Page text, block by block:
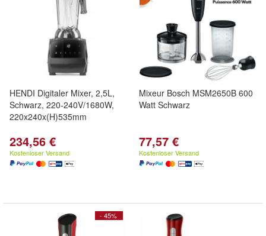
HENDI Digitaler Mixer, 2,5L,
Schwarz, 220-240V/1680W,
220x240x(H)535mm
234,56 €
Kostenloser Versand
Mixeur Bosch MSM2650B 600
Watt Schwarz
77,57 €
Kostenloser Versand
- 45%